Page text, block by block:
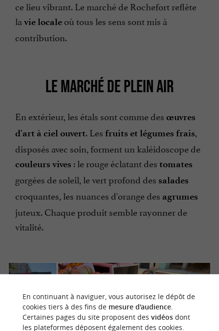
ce lieu vibrant. Le marché de Rochefort reflète
la vie locale où tous les sens sont mis à
contribution.
LE MARCHÉ DE PLEIN AIR
En extérieur, les étals sont comme des œuvres
d'art à ciel ouvert. Les fruits et légumes frais,
disposés avec soin, forment un kaléidoscope de
couleurs vives : le rouge éclatant des tomates
gorgées de soleil, le vert profond des salades
croquantes, les nuances d'orange des agrumes
juteux. Chaque produit semble rayonner de
vitalité.
En continuant à naviguer, vous autorisez le dépôt de
cookies tiers à des fins de mesure d'audience.
Certaines pages du site proposent des vidéosdont
les plateformes déposent également des cookies.